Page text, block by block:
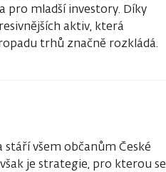
pro mladší investory. Díky
aktiv, která
trhů značně rozkládá.
všem občanům České
je strategie, pro kterou se